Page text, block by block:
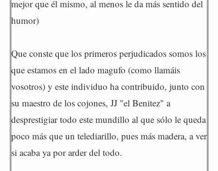
mejor que él mismo, al menos le da más sentido del
humor)
Que conste que los primeros perjudicados somos los
que estamos en el lado magufo (como llamáis
vosotros) y este individuo ha contribuido, junto con
su maestro de los cojones, JJ "el Benitez" a
desprestigiar todo este mundillo al que sólo le queda
poco más que un telediarillo, pues más madera, a ver
si acaba ya por arder del todo.